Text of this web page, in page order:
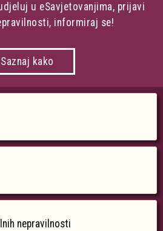
u eSavjetovanjima, prijavi
informiraj se!
Saznaj kako
nepravilnosti